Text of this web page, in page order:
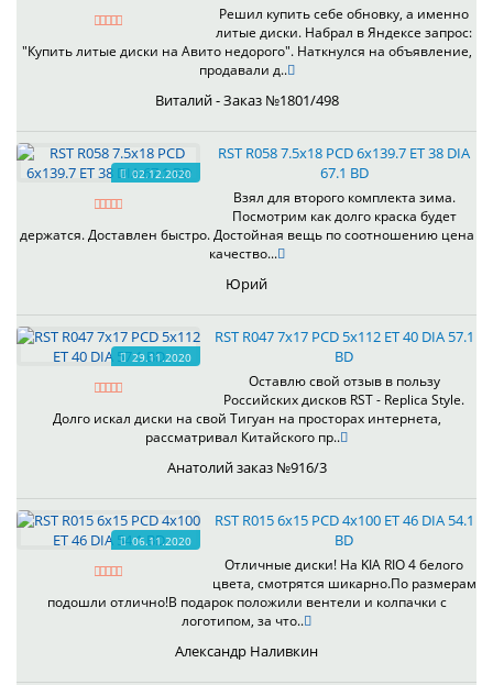
Решил купить себе обновку, а именно
литые диски. Набрал в Яндексе запрос:
"Купить литые диски на Авито недорого". Наткнулся на объявление,
продавали д..
Виталий - Заказ №1801/498
02.12.2020
RST R058 7.5x18 PCD 6x139.7 ET 38 DIA
67.1 BD
Взял для второго комплекта зима.
Посмотрим как долго краска будет
держатся. Доставлен быстро. Достойная вещь по соотношению цена
качество...
Юрий
29.11.2020
RST R047 7x17 PCD 5x112 ET 40 DIA 57.1
BD
Оставлю свой отзыв в пользу
Российских дисков RST - Replica Style.
Долго искал диски на свой Тигуан на просторах интернета,
рассматривал Китайского пр..
Анатолий заказ №916/3
06.11.2020
RST R015 6x15 PCD 4x100 ET 46 DIA 54.1
BD
Отличные диски! На KIA RIO 4 белого
цвета, смотрятся шикарно.По размерам
подошли отлично!В подарок положили вентели и колпачки с
логотипом, за что..
Александр Наливкин